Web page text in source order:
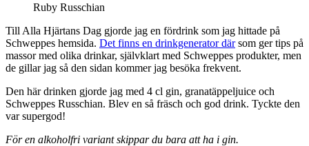
Ruby Russchian
Till Alla Hjärtans Dag gjorde jag en fördrink som jag hittade på
Schweppes hemsida. Det finns en drinkgenerator därsom ger tips på
massor med olika drinkar, självklart med Schweppes produkter, men
de gillar jag så den sidan kommer jag besöka frekvent.
Den här drinken gjorde jag med 4 cl gin, granatäppeljuice och
Schweppes Russchian. Blev en så fräsch och god drink. Tyckte den
var supergod!
För en alkoholfri variant skippar du bara att ha i gin.